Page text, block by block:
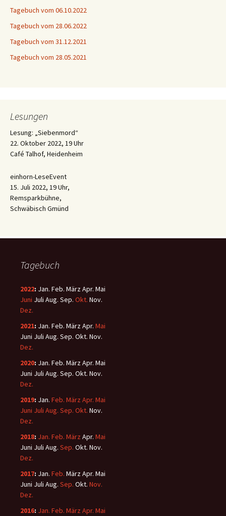
Tagebuch vom 06.10.2022
Tagebuch vom 28.06.2022
Tagebuch vom 31.12.2021
Tagebuch vom 28.05.2021
Lesungen
Lesung: „Siebenmord“
22. Oktober 2022, 19 Uhr
Café Talhof, Heidenheim
einhorn-LeseEvent
15. Juli 2022, 19 Uhr,
Remsparkbühne,
Schwäbisch Gmünd
Tagebuch
2022: Jan. Feb. MärzApr. Mai
Juni Juli Aug. Sep. Okt. Nov.
Dez.
2021: Jan. Feb. MärzApr. Mai
Juni Juli Aug. Sep. Okt. Nov.
Dez.
2020: Jan. Feb. MärzApr. Mai
Juni Juli Aug. Sep. Okt. Nov.
Dez.
2019: Jan. Feb. März Apr. Mai
Juni Juli Aug. Sep. Okt. Nov.
Dez.
2018: Jan. Feb. März Apr. Mai
Juni Juli Aug. Sep. Okt. Nov.
Dez.
2017: Jan. Feb. MärzApr. Mai
Juni Juli Aug. Sep. Okt. Nov.
Dez.
2016: Jan. Feb. März Apr. Mai